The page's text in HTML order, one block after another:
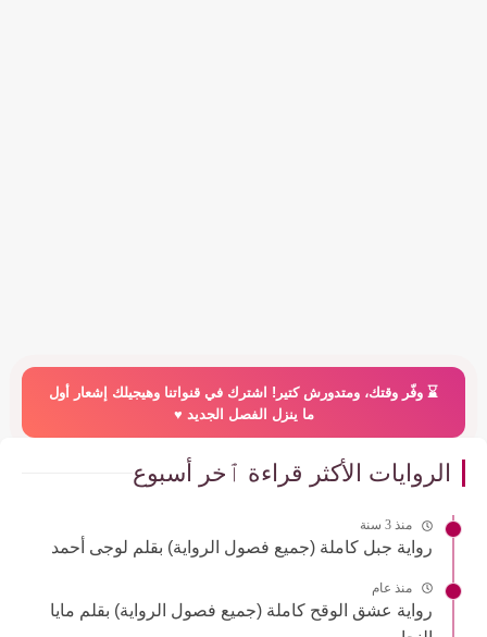
⌛️ وفّر وقتك، ومتدورش كتير! اشترك في قنواتنا وهيجيلك إشعار أول
ما ينزل الفصل الجديد ♥️
الروايات الأكثر قراءة ٱخر أسبوع
منذ 3 سنة
رواية جبل كاملة (جميع فصول الرواية) بقلم لوجى أحمد
منذ عام
رواية عشق الوقح كاملة (جميع فصول الرواية) بقلم مايا